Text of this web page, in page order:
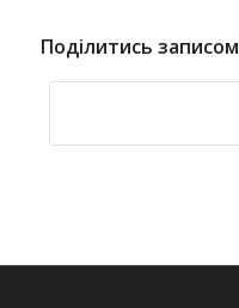
Поділитись записом